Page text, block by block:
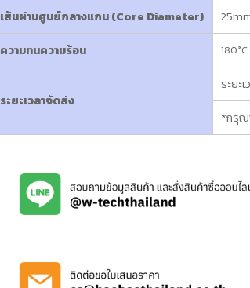
เส้นผ่านศูนย์กลางแกน (Core Diameter)
ความทนความร้อน
ระยะเวลาจัดส่ง
ระยะ
*กรุณ